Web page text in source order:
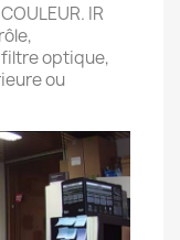
IR
optique,
ou